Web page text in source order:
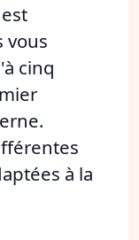
vous
cinq
à la